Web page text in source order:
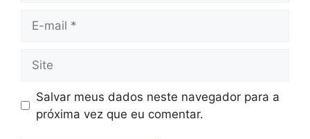
mail
Salvar meus dados neste navegador para a
próxima vez que eu comentar.